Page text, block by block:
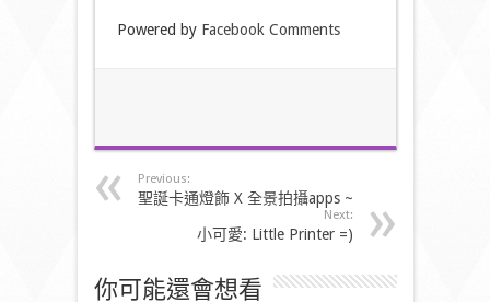
Powered by Facebook Comments
Previous:
聖誕卡通燈飾 X 全景拍攝apps ~
Next:
小可愛: Little Printer =)
你可能還會想看